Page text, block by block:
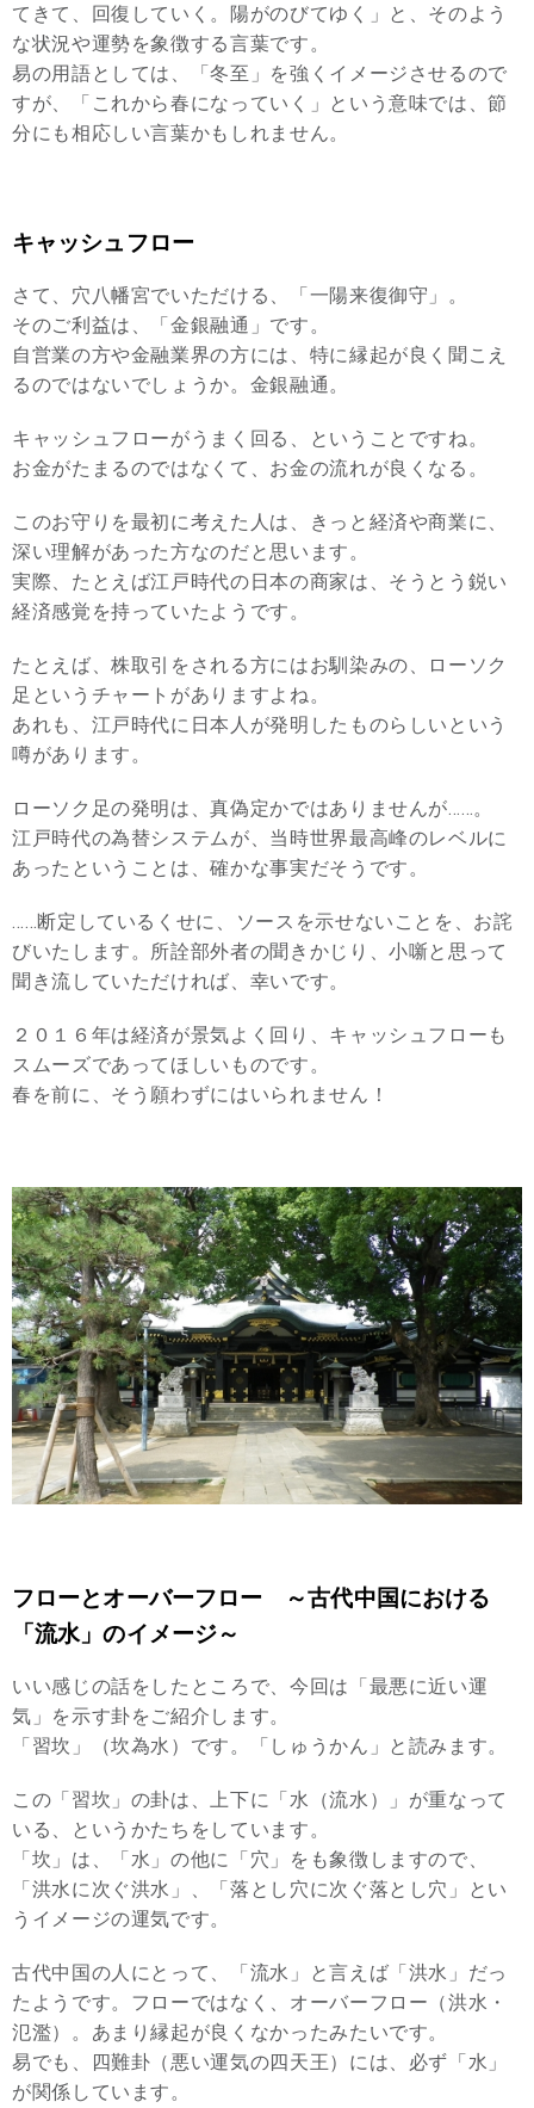
てきて、回復していく。陽がのびてゆく」と、そのよう
な状況や運勢を象徴する言葉です。
易の用語としては、「冬至」を強くイメージさせるので
すが、「これから春になっていく」という意味では、節
分にも相応しい言葉かもしれません。
キャッシュフロー
さて、穴八幡宮でいただける、「一陽来復御守」。
そのご利益は、「金銀融通」です。
自営業の方や金融業界の方には、特に縁起が良く聞こえ
るのではないでしょうか。金銀融通。
キャッシュフローがうまく回る、ということですね。
お金がたまるのではなくて、お金の流れが良くなる。
このお守りを最初に考えた人は、きっと経済や商業に、
深い理解があった方なのだと思います。
実際、たとえば江戸時代の日本の商家は、そうとう鋭い
経済感覚を持っていたようです。
たとえば、株取引をされる方にはお馴染みの、ローソク
足というチャートがありますよね。
あれも、江戸時代に日本人が発明したものらしいという
噂があります。
ローソク足の発明は、真偽定かではありませんが……。
江戸時代の為替システムが、当時世界最高峰のレベルに
あったということは、確かな事実だそうです。
……断定しているくせに、ソースを示せないことを、お詫
びいたします。所詮部外者の聞きかじり、小噺と思って
聞き流していただければ、幸いです。
２０１６年は経済が景気よく回り、キャッシュフローも
スムーズであってほしいものです。
春を前に、そう願わずにはいられません！
フローとオーバーフロー ～古代中国における
「流水」のイメージ～
いい感じの話をしたところで、今回は「最悪に近い運
気」を示す卦をご紹介します。
「習坎」（坎為水）です。「しゅうかん」と読みます。
この「習坎」の卦は、上下に「水（流水）」が重なって
いる、というかたちをしています。
「坎」は、「水」の他に「穴」をも象徴しますので、
「洪水に次ぐ洪水」、「落とし穴に次ぐ落とし穴」とい
うイメージの運気です。
古代中国の人にとって、「流水」と言えば「洪水」だっ
たようです。フローではなく、オーバーフロー（洪水・
氾濫）。あまり縁起が良くなかったみたいです。
易でも、四難卦（悪い運気の四天王）には、必ず「水」
が関係しています。